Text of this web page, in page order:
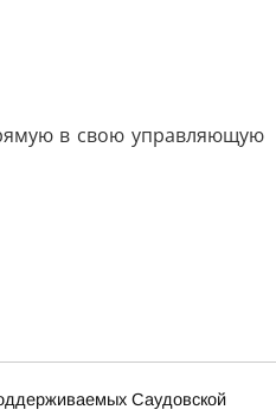
в свою управляющую
Саудовской